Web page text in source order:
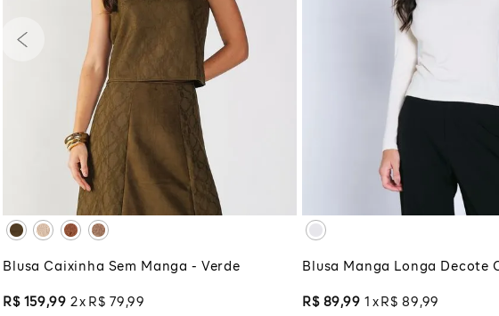
G
P
XGG
ADICIONAR À SACOLA
Blusa Caixinha Sem Manga - Verde
R$ 159,99 2 R$ 79 ,99
XGG
ADICIONAR À
Blusa Manga Longa Decote
R$ 89,99 1 R$ 89 ,99